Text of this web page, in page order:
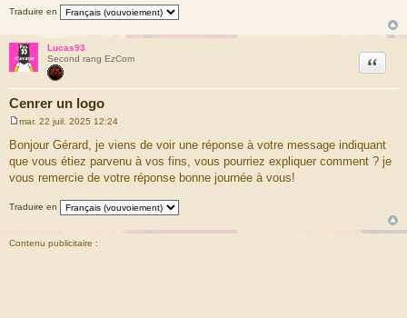
Traduire en
Lucas93
Second rang EzCom
Cenrer un logo
Citation
s
s
g
mar. 22 juil. 2025 12:24
Bonjour Gérard, je viens de voir une réponse à votre message indiquant
que vous étiez parvenu à vos fins, vous pourriez expliquer comment ? je
vous remercie de votre réponse bonne journée à vous!
Traduire en
Contenu publicitaire :